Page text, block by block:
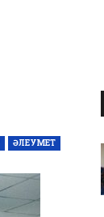
ӘЛЕУМЕТ